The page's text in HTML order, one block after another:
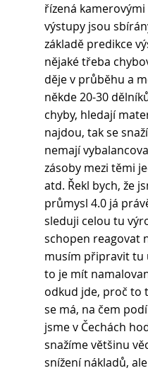
řízená
výstupy jsou
základě predikce
nějaké třeba
děje v průběhu a
někde 20-30
chyby, hledají
najdou, tak se
nemají
zásoby mezi těmi
atd. Řekl bych, že
průmysl 4.0 já
sleduji celou tu
schopen reagovat
musím připravit tu
to je mít
odkud jde, proč to
se má, na čem
jsme v Čechách
snažíme většinu
snížení nákladů,